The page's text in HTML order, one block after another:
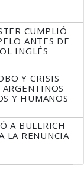
CUMPLIÓ
ANTES DE
INGLÉS
Y CRISIS
Y HUMANOS
A BULLRICH
LA RENUNCIA